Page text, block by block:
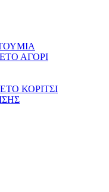
ΑΓΟΡΙ
ΚΟΡΙΤΣΙ